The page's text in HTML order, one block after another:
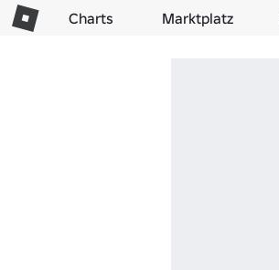
Charts Marktplatz